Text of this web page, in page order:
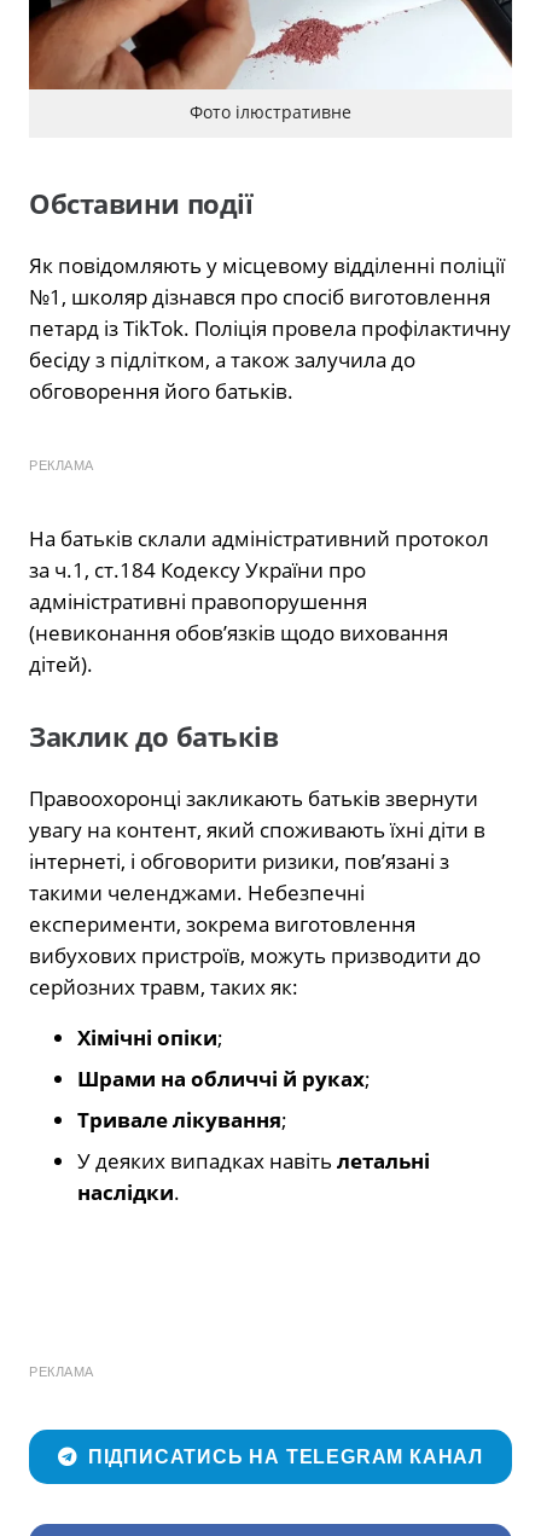
Фото ілюстративне
Обставини події
Як повідомляють у місцевому відділенні поліції
№1, школяр дізнався про спосіб виготовлення
петард із TikTok. Поліція провела профілактичну
бесіду з підлітком, а також залучила до
обговорення його батьків.
РЕКЛАМА
На батьків склали адміністративний протокол
за ч.1, ст.184 Кодексу України про
адміністративні правопорушення
(невиконання обов’язків щодо виховання
дітей).
Заклик до батьків
Правоохоронці закликають батьків звернути
увагу на контент, який споживають їхні діти в
інтернеті, і обговорити ризики, пов’язані з
такими челенджами. Небезпечні
експерименти, зокрема виготовлення
вибухових пристроїв, можуть призводити до
серйозних травм, таких як:
Хімічні опіки;
Шрами на обличчі й руках;
Тривале лікування;
У деяких випадках навіть летальні
наслідки.
РЕКЛАМА
ПІДПИСАТИСЬ НА TELEGRAM КАНАЛ